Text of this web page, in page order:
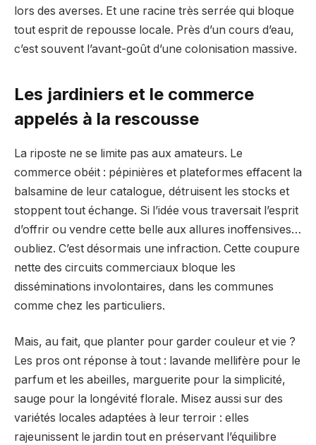
lors des averses. Et une racine très serrée qui bloque
tout esprit de repousse locale. Près d’un cours d’eau,
c’est souvent l’avant-goût d’une colonisation massive.
Les jardiniers et le commerce
appelés à la rescousse
La riposte ne se limite pas aux amateurs. Le
commerce obéit : pépinières et plateformes effacent la
balsamine de leur catalogue, détruisent les stocks et
stoppent tout échange. Si l’idée vous traversait l’esprit
d’offrir ou vendre cette belle aux allures inoffensives…
oubliez. C’est désormais une infraction. Cette coupure
nette des circuits commerciaux bloque les
disséminations involontaires, dans les communes
comme chez les particuliers.
Mais, au fait, que planter pour garder couleur et vie ?
Les pros ont réponse à tout : lavande mellifère pour le
parfum et les abeilles, marguerite pour la simplicité,
sauge pour la longévité florale. Misez aussi sur des
variétés locales adaptées à leur terroir : elles
rajeunissent le jardin tout en préservant l’équilibre